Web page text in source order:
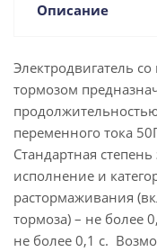
Описание
Электродвигатель
тормозом
переменного тока
Стандартная
исполнение и
растормаживания
тормоза) – не более
не более 0,1 с.